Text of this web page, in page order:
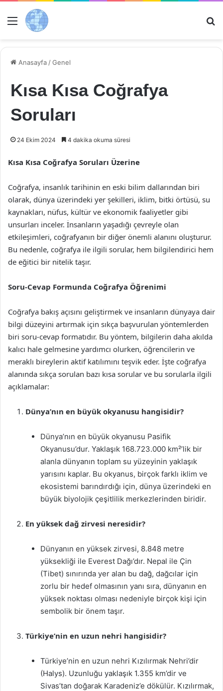
Menü
Anasayfa /Genel
Kısa Kısa Coğrafya
Soruları
24 Ekim 2024 4 dakika okuma süresi
Kısa Kısa Coğrafya Soruları Üzerine
Coğrafya, insanlık tarihinin en eski bilim dallarından biri
olarak, dünya üzerindeki yer şekilleri, iklim, bitki örtüsü, su
kaynakları, nüfus, kültür ve ekonomik faaliyetler gibi
unsurları inceler. İnsanların yaşadığı çevreyle olan
etkileşimleri, coğrafyanın bir diğer önemli alanını oluşturur.
Bu nedenle, coğrafya ile ilgili sorular, hem bilgilendirici hem
de eğitici bir nitelik taşır.
Soru-Cevap Formunda Coğrafya Öğrenimi
Coğrafya bakış açısını geliştirmek ve insanların dünyaya dair
bilgi düzeyini artırmak için sıkça başvurulan yöntemlerden
biri soru-cevap formatıdır. Bu yöntem, bilgilerin daha akılda
kalıcı hale gelmesine yardımcı olurken, öğrencilerin ve
meraklı bireylerin aktif katılımını teşvik eder. İşte coğrafya
alanında sıkça sorulan bazı kısa sorular ve bu sorularla ilgili
açıklamalar:
Dünya’nın en büyük okyanusu hangisidir?
Dünya’nın en büyük okyanusu Pasifik
Okyanusu’dur. Yaklaşık 168.723.000 km²’lik bir
alanla dünyanın toplam su yüzeyinin yaklaşık
yarısını kaplar. Bu okyanus, birçok farklı iklim ve
ekosistemi barındırdığı için, dünya üzerindeki en
büyük biyolojik çeşitlilik merkezlerinden biridir.
En yüksek dağ zirvesi neresidir?
Dünyanın en yüksek zirvesi, 8.848 metre
yüksekliği ile Everest Dağı’dır. Nepal ile Çin
(Tibet) sınırında yer alan bu dağ, dağcılar için
zorlu bir hedef olmasının yanı sıra, dünyanın en
yüksek noktası olması nedeniyle birçok kişi için
sembolik bir önem taşır.
Türkiye’nin en uzun nehri hangisidir?
Türkiye’nin en uzun nehri Kızılırmak Nehri’dir
(Halys). Uzunluğu yaklaşık 1.355 km’dir ve
Sivas’tan doğarak Karadeniz’e dökülür. Kızılırmak,